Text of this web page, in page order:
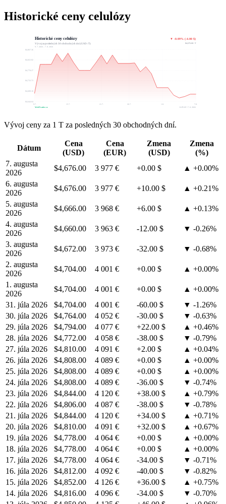
Historické ceny celulózy
Historické ceny celulózy
Vývoj za posledných 30 obchodných dní (USD / T)
9. 7. 2026 – 7. 8. 2026
▼ -0.09% (-4.00 $)
$4,676.00 / T
$4,689.18
$4,778.27
$4,822.82
$4,867.36
9.7. 15.7. 21.7. 26.7. 7.8.
WebTrader.cz K-PULP • 7. 8. 2026
Vývoj ceny za 1 T za posledných 30 obchodných dní.
Dátum
Cena
(USD)
Cena
(EUR)
Zmena
(USD)
Zmena
(%)
7. augusta
2026
$4,676.00 3 977 € +0.00 $
▲ +0.00%
6. augusta
2026
$4,676.00 3 977 € +10.00 $
▲ +0.21%
5. augusta
2026
$4,666.00 3 968 € +6.00 $
▲ +0.13%
4. augusta
2026
$4,660.00 3 963 € -12.00 $
▼ -0.26%
3. augusta
2026
$4,672.00 3 973 € -32.00 $
▼ -0.68%
2. augusta
2026
$4,704.00 4 001 € +0.00 $
▲ +0.00%
1. augusta
2026
$4,704.00 4 001 € +0.00 $
▲ +0.00%
31. júla 2026
$4,704.00 4 001 € -60.00 $
▼ -1.26%
30. júla 2026
$4,764.00 4 052 € -30.00 $
▼ -0.63%
29. júla 2026
$4,794.00 4 077 € +22.00 $
▲ +0.46%
28. júla 2026
$4,772.00 4 058 € -38.00 $
▼ -0.79%
27. júla 2026
$4,810.00 4 091 € +2.00 $
▲ +0.04%
26. júla 2026
$4,808.00 4 089 € +0.00 $
▲ +0.00%
25. júla 2026
$4,808.00 4 089 € +0.00 $
▲ +0.00%
24. júla 2026
$4,808.00 4 089 € -36.00 $
▼ -0.74%
23. júla 2026
$4,844.00 4 120 € +38.00 $
▲ +0.79%
22. júla 2026
$4,806.00 4 087 € -38.00 $
▼ -0.78%
21. júla 2026
$4,844.00 4 120 € +34.00 $
▲ +0.71%
20. júla 2026
$4,810.00 4 091 € +32.00 $
▲ +0.67%
19. júla 2026
$4,778.00 4 064 € +0.00 $
▲ +0.00%
18. júla 2026
$4,778.00 4 064 € +0.00 $
▲ +0.00%
17. júla 2026
$4,778.00 4 064 € -34.00 $
▼ -0.71%
16. júla 2026
$4,812.00 4 092 € -40.00 $
▼ -0.82%
15. júla 2026
$4,852.00 4 126 € +36.00 $
▲ +0.75%
14. júla 2026
$4,816.00 4 096 € -34.00 $
▼ -0.70%